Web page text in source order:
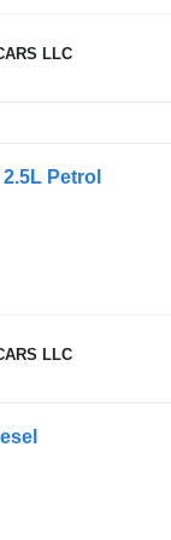
LLC
Petrol
LLC